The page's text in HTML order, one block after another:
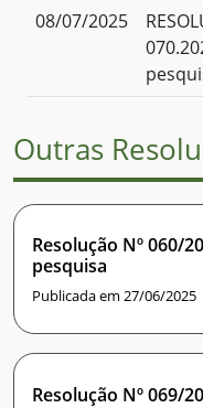
08/07/2025
Outras
Resolução Nº 060/
pesquisa
Publicada em 27/06/2025
Resolução Nº 069/